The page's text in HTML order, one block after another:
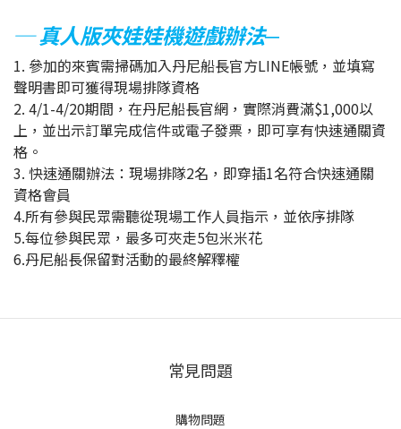
─ 真人版夾娃娃機遊戲辦法─
1. 參加的來賓需掃碼加入丹尼船長官方LINE帳號，並填寫
聲明書即可獲得現場排隊資格
2. 4/1-4/20期間，在丹尼船長官網，實際消費滿$1,000以
上，並出示訂單完成信件或電子發票，即可享有快速通關資
格。
3. 快速通關辦法：現場排隊2名，即穿插1名符合快速通關
資格會員​
4.所有參與民眾需聽從現場工作人員指示，並依序排隊
5.每位參與民眾，最多可夾走5包米米花
6.丹尼船長保留對活動的最終解釋權
常見問題
購物問題